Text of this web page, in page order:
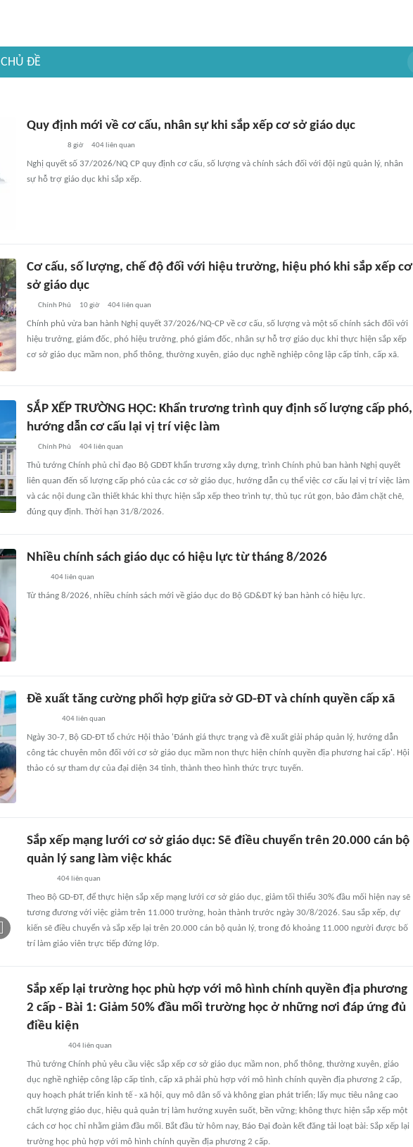
CHỦ ĐỀ
Quy định mới về cơ cấu, nhân sự khi sắp xếp cơ sở giáo dục
8 giờ 404liên quan
Nghị quyết số 37/2026/NQ CP quy định cơ cấu, số lượng và chính sách đối với đội ngũ quản lý, nhân
sự hỗ trợ giáo dục khi sắp xếp.
Cơ cấu, số lượng, chế độ đối với hiệu trưởng, hiệu phó khi sắp xếp cơ
sở giáo dục
Chính Phủ 10 giờ 404 liên quan
Chính phủ vừa ban hành Nghị quyết 37/2026/NQ-CP về cơ cấu, số lượng và một số chính sách đối với
hiệu trưởng, giám đốc, phó hiệu trưởng, phó giám đốc, nhân sự hỗ trợ giáo dục khi thực hiện sắp xếp
cơ sở giáo dục mầm non, phổ thông, thường xuyên, giáo dục nghề nghiệp công lập cấp tỉnh, cấp xã.
SẮP XẾP TRƯỜNG HỌC: Khẩn trương trình quy định số lượng cấp phó,
hướng dẫn cơ cấu lại vị trí việc làm
Chính Phủ 404 liên quan
Thủ tướng Chính phủ chỉ đạo Bộ GDĐT khẩn trương xây dựng, trình Chính phủ ban hành Nghị quyết
liên quan đến số lượng cấp phó của các cơ sở giáo dục, hướng dẫn cụ thể việc cơ cấu lại vị trí việc làm
và các nội dung cần thiết khác khi thực hiện sắp xếp theo trình tự, thủ tục rút gọn, bảo đảm chặt chẽ,
đúng quy định. Thời hạn 31/8/2026.
Nhiều chính sách giáo dục có hiệu lực từ tháng 8/2026
404liên quan
Từ tháng 8/2026, nhiều chính sách mới về giáo dục do Bộ GD&ĐT ký ban hành có hiệu lực.
Đề xuất tăng cường phối hợp giữa sở GD-ĐT và chính quyền cấp xã
404 liên quan
Ngày 30-7, Bộ GD-ĐT tổ chức Hội thảo 'Đánh giá thực trạng và đề xuất giải pháp quản lý, hướng dẫn
công tác chuyên môn đối với cơ sở giáo dục mầm non thực hiện chính quyền địa phương hai cấp'. Hội
thảo có sự tham dự của đại diện 34 tỉnh, thành theo hình thức trực tuyến.
Sắp xếp mạng lưới cơ sở giáo dục: Sẽ điều chuyển trên 20.000 cán bộ
quản lý sang làm việc khác
404liên quan
Theo Bộ GD-ĐT, để thực hiện sắp xếp mạng lưới cơ sở giáo dục, giảm tối thiểu 30% đầu mối hiện nay sẽ
tương đương với việc giảm trên 11.000 trường, hoàn thành trước ngày 30/8/2026. Sau sắp xếp, dự
kiến sẽ điều chuyển và sắp xếp lại trên 20.000 cán bộ quản lý, trong đó khoảng 11.000 người được bố
trí làm giáo viên trực tiếp đứng lớp.
Sắp xếp lại trường học phù hợp với mô hình chính quyền địa phương
2 cấp - Bài 1: Giảm 50% đầu mối trường học ở những nơi đáp ứng đủ
điều kiện
404 liên quan
Thủ tướng Chính phủ yêu cầu việc sắp xếp cơ sở giáo dục mầm non, phổ thông, thường xuyên, giáo
dục nghề nghiệp công lập cấp tỉnh, cấp xã phải phù hợp với mô hình chính quyền địa phương 2 cấp,
quy hoạch phát triển kinh tế - xã hội, quy mô dân số và không gian phát triển; lấy mục tiêu nâng cao
chất lượng giáo dục, hiệu quả quản trị làm hướng xuyên suốt, bền vững; không thực hiện sắp xếp một
cách cơ học chỉ nhằm giảm đầu mối. Bắt đầu từ hôm nay, Báo Đại đoàn kết đăng tải loạt bài: Sắp xếp lại
trường học phù hợp với mô hình chính quyền địa phương 2 cấp.